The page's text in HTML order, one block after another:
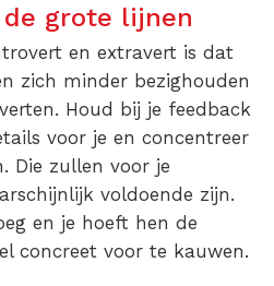
grote lijnen
en extravert is dat
zich minder bezighouden
Houd bij je feedback
voor je en concentreer
Die zullen voor je
voldoende zijn.
en je hoeft hen de
concreet voor te kauwen.